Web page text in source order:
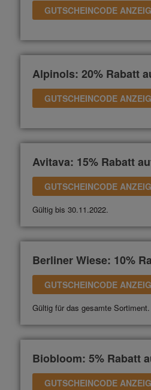
GUTSCHEINCODE
Alpinols: 20% Rabatt
GUTSCHEINCODE
Avitava: 15% Rabatt
GUTSCHEINCODE
Gültig bis 30.11.2022.
Berliner Wiese: 10%
GUTSCHEINCODE
Gültig für das gesamte Sortiment.
Biobloom: 5% Rabatt
GUTSCHEINCODE